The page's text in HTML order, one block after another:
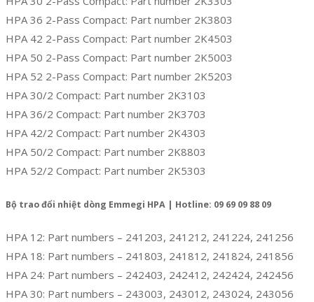
HPA 36 2-Pass Compact: Part number 2K3803
HPA 42 2-Pass Compact: Part number 2K4503
HPA 50 2-Pass Compact: Part number 2K5003
HPA 52 2-Pass Compact: Part number 2K5203
HPA 30/2 Compact: Part number 2K3103
HPA 36/2 Compact: Part number 2K3703
HPA 42/2 Compact: Part number 2K4303
HPA 50/2 Compact: Part number 2K8803
HPA 52/2 Compact: Part number 2K5303
Bộ trao đổi nhiệt dòng Emmegi HPA | Hotline: 09 69 09 88 09
HPA 12: Part numbers – 241203, 241212, 241224, 241256
HPA 18: Part numbers – 241803, 241812, 241824, 241856
HPA 24: Part numbers – 242403, 242412, 242424, 242456
HPA 30: Part numbers – 243003, 243012, 243024, 243056